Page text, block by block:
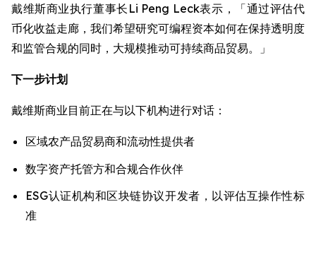
戴维斯商业执行董事长Li Peng Leck表示，「通过评估代
币化收益走廊，我们希望研究可编程资本如何在保持透明度
和监管合规的同时，大规模推动可持续商品贸易。」
下一步计划
戴维斯商业目前正在与以下机构进行对话：
区域农产品贸易商和流动性提供者
数字资产托管方和合规合作伙伴
ESG认证机构和区块链协议开发者，以评估互操作性标
准